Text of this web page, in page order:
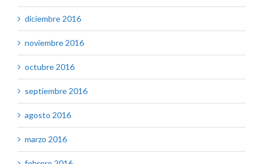
diciembre 2016
noviembre 2016
octubre 2016
septiembre 2016
agosto 2016
marzo 2016